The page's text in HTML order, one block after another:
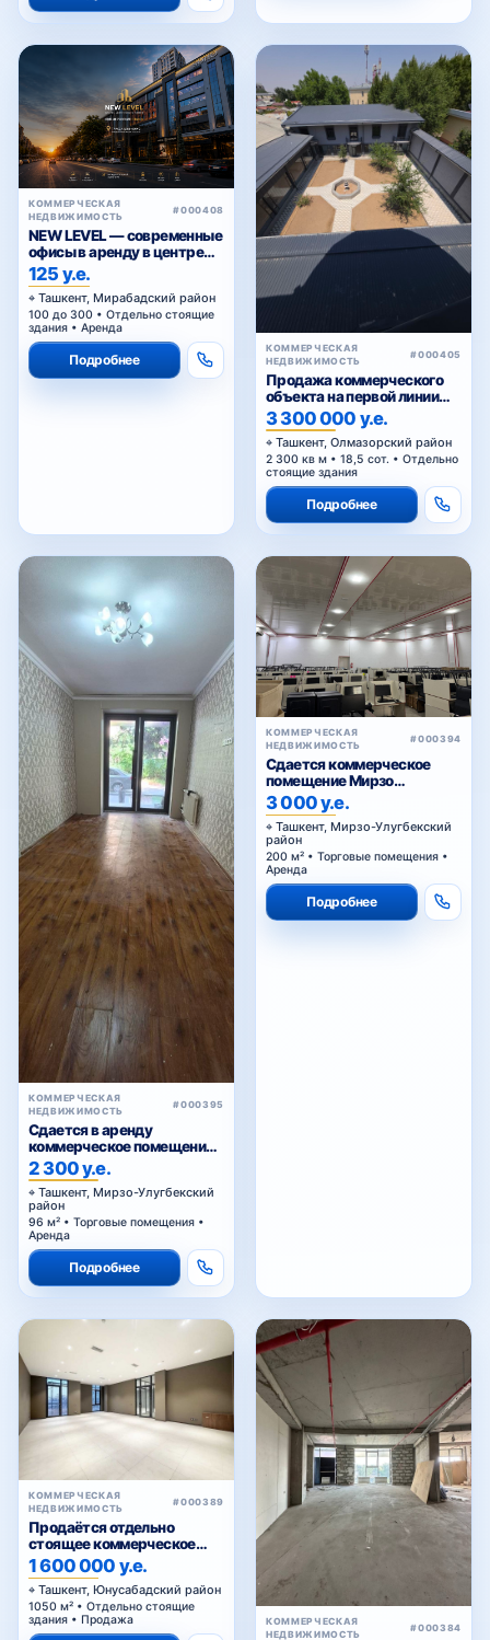
КОММЕРЧЕСКАЯ
НЕДВИЖИМОСТЬ
#000408
NEW LEVEL — современные
офисы в аренду в центре
Ташкента от 25 уе за м²
125 у.е.
Ташкент, Мирабадский район
100 до 300 • Отдельно стоящие
здания • Аренда
Подробнее
КОММЕРЧЕСКАЯ
НЕДВИЖИМОСТЬ
#000405
Продажа коммерческого
объекта на первой линии
Кольцевой дороги в
Ташкенте
3 300 000 у.е.
Ташкент, Олмазорский район
2 300 кв м • 18,5 сот. • Отдельно
стоящие здания
Подробнее
КОММЕРЧЕСКАЯ
НЕДВИЖИМОСТЬ
#000395
Сдается в аренду
коммерческое помещение
Ц1.
2 300 у.е.
Ташкент, Мирзо-Улугбекский
район
96 м² • Торговые помещения •
Аренда
Подробнее
КОММЕРЧЕСКАЯ
НЕДВИЖИМОСТЬ
#000394
Сдается коммерческое
помещение Мирзо
Улугбекский район.
3 000 у.е.
Ташкент, Мирзо-Улугбекский
район
200 м² • Торговые помещения •
Аренда
Подробнее
КОММЕРЧЕСКАЯ
НЕДВИЖИМОСТЬ
#000389
Продаётся отдельно
стоящее коммерческое
здание
1 600 000 у.е.
Ташкент, Юнусабадский район
1050 м² • Отдельно стоящие
здания • Продажа
КОММЕРЧЕСКАЯ
НЕДВИЖИМОСТЬ
#000384